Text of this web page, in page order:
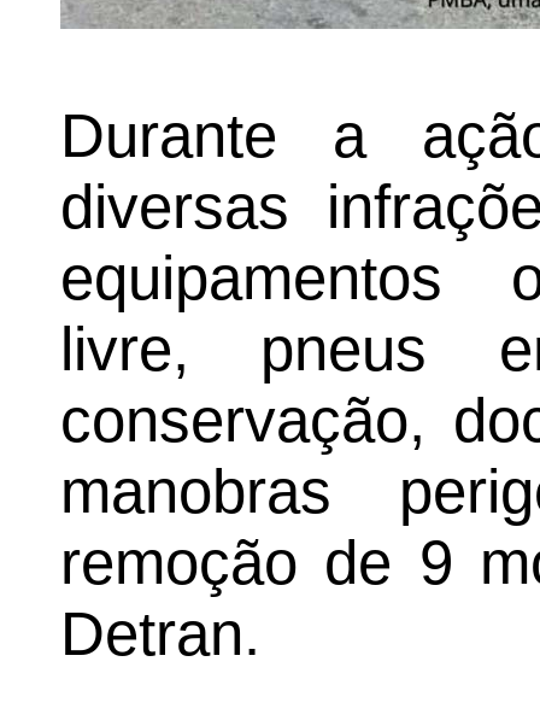
Durante a
diversas
equipamentos
livre, pneus
conservação,
manobras
remoção de 9
Detran.